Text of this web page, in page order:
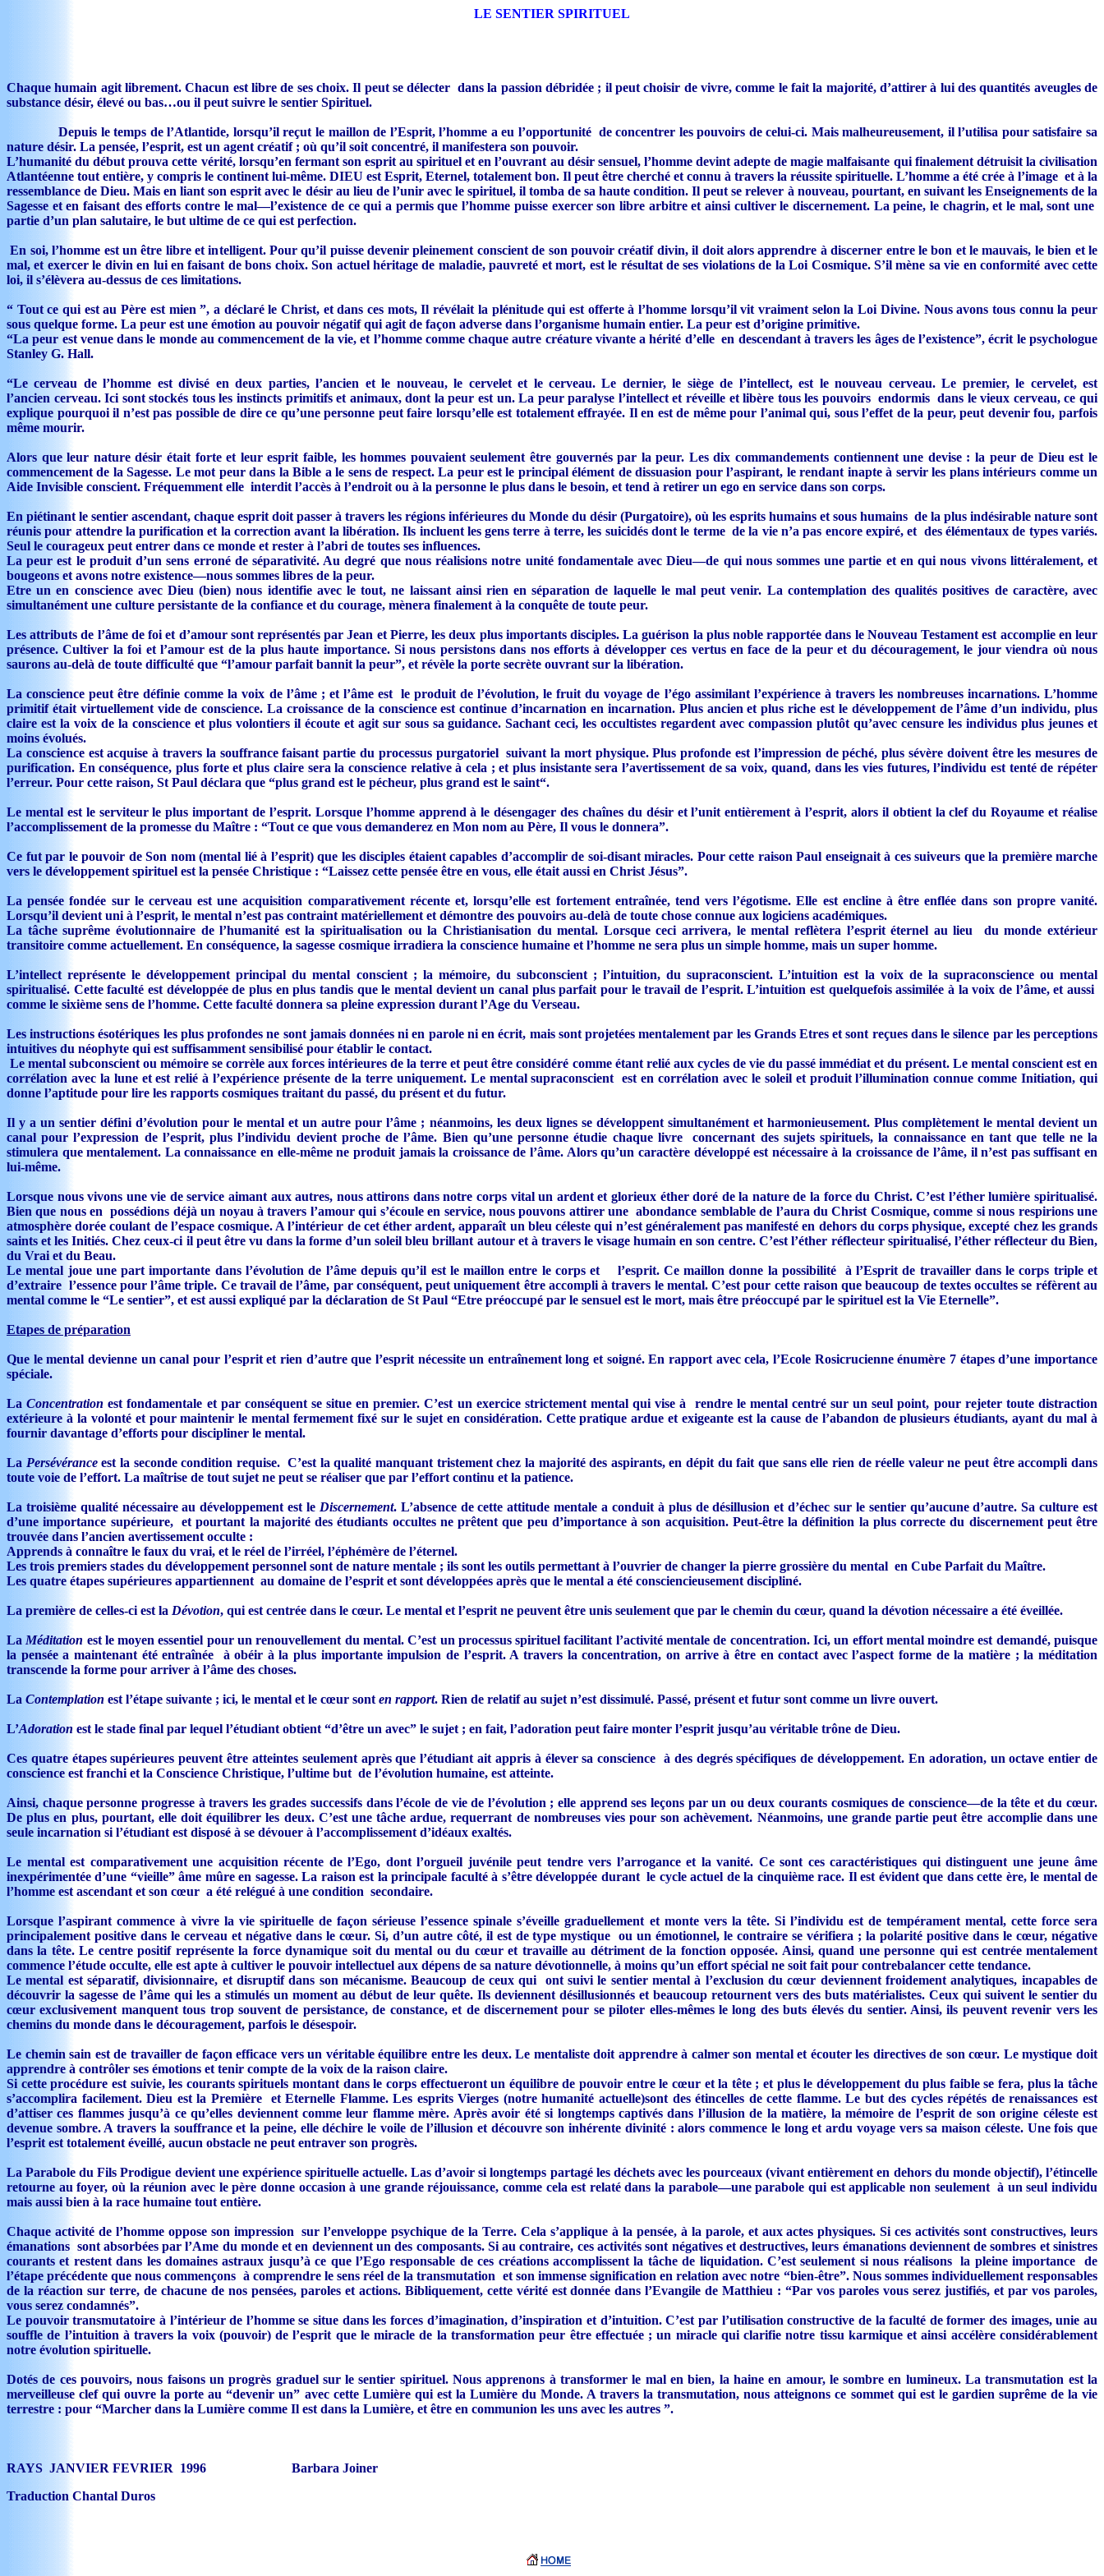
LE SENTIER SPIRITUEL
Chaque humain agit librement. Chacun est libre de ses choix. Il peut se délecter dans la passion débridée ; il peut choisir de vivre, comme le fait la majorité, d’attirer à lui des quantités aveugles de
substance désir, élevé ou bas…ou il peut suivre le sentier Spirituel.
Depuis le temps de l’Atlantide, lorsqu’il reçut le maillon de l’Esprit, l’homme a eu l’opportunité de concentrer les pouvoirs de celui-ci. Mais malheureusement, il l’utilisa pour satisfaire sa
nature désir. La pensée, l’esprit, est un agent créatif ; où qu’il soit concentré, il manifestera son pouvoir.
L’humanité du début prouva cette vérité, lorsqu’en fermant son esprit au spirituel et en l’ouvrant au désir sensuel, l’homme devint adepte de magie malfaisante qui finalement détruisit la civilisation
Atlantéenne tout entière, y compris le continent lui-même. DIEU est Esprit, Eternel, totalement bon. Il peut être cherché et connu à travers la réussite spirituelle. L’homme a été crée à l’image et à la
ressemblance de Dieu. Mais en liant son esprit avec le désir au lieu de l’unir avec le spirituel, il tomba de sa haute condition. Il peut se relever à nouveau, pourtant, en suivant les Enseignements de la
Sagesse et en faisant des efforts contre le mal—l’existence de ce qui a permis que l’homme puisse exercer son libre arbitre et ainsi cultiver le discernement. La peine, le chagrin, et le mal, sont une
partie d’un plan salutaire, le but ultime de ce qui est perfection.
En soi, l’homme est un être libre et intelligent. Pour qu’il puisse devenir pleinement conscient de son pouvoir créatif divin, il doit alors apprendre à discerner entre le bon et le mauvais, le bien et le
mal, et exercer le divin en lui en faisant de bons choix. Son actuel héritage de maladie, pauvreté et mort, est le résultat de ses violations de la Loi Cosmique. S’il mène sa vie en conformité avec cette
loi, il s’élèvera au-dessus de ces limitations.
“ Tout ce qui est au Père est mien ”, a déclaré le Christ, et dans ces mots, Il révélait la plénitude qui est offerte à l’homme lorsqu’il vit vraiment selon la Loi Divine. Nous avons tous connu la peur
sous quelque forme. La peur est une émotion au pouvoir négatif qui agit de façon adverse dans l’organisme humain entier. La peur est d’origine primitive.
“La peur est venue dans le monde au commencement de la vie, et l’homme comme chaque autre créature vivante a hérité d’elle en descendant à travers les âges de l’existence”, écrit le psychologue
Stanley G. Hall.
“Le cerveau de l’homme est divisé en deux parties, l’ancien et le nouveau, le cervelet et le cerveau. Le dernier, le siège de l’intellect, est le nouveau cerveau. Le premier, le cervelet, est
l’ancien cerveau. Ici sont stockés tous les instincts primitifs et animaux, dont la peur est un. La peur paralyse l’intellect et réveille et libère tous les pouvoirs endormis dans le vieux cerveau, ce qui
explique pourquoi il n’est pas possible de dire ce qu’une personne peut faire lorsqu’elle est totalement effrayée. Il en est de même pour l’animal qui, sous l’effet de la peur, peut devenir fou, parfois
même mourir.
Alors que leur nature désir était forte et leur esprit faible, les hommes pouvaient seulement être gouvernés par la peur. Les dix commandements contiennent une devise : la peur de Dieu est le
commencement de la Sagesse. Le mot peur dans la Bible a le sens de respect. La peur est le principal élément de dissuasion pour l’aspirant, le rendant inapte à servir les plans intérieurs comme un
Aide Invisible conscient. Fréquemment elle interdit l’accès à l’endroit ou à la personne le plus dans le besoin, et tend à retirer un ego en service dans son corps.
En piétinant le sentier ascendant, chaque esprit doit passer à travers les régions inférieures du Monde du désir (Purgatoire), où les esprits humains et sous humains de la plus indésirable nature sont
réunis pour attendre la purification et la correction avant la libération. Ils incluent les gens terre à terre, les suicidés dont le terme de la vie n’a pas encore expiré, et des élémentaux de types variés.
Seul le courageux peut entrer dans ce monde et rester à l’abri de toutes ses influences.
La peur est le produit d’un sens erroné de séparativité. Au degré que nous réalisions notre unité fondamentale avec Dieu—de qui nous sommes une partie et en qui nous vivons littéralement, et
bougeons et avons notre existence—nous sommes libres de la peur.
Etre un en conscience avec Dieu (bien) nous identifie avec le tout, ne laissant ainsi rien en séparation de laquelle le mal peut venir. La contemplation des qualités positives de caractère, avec
simultanément une culture persistante de la confiance et du courage, mènera finalement à la conquête de toute peur.
Les attributs de l’âme de foi et d’amour sont représentés par Jean et Pierre, les deux plus importants disciples. La guérison la plus noble rapportée dans le Nouveau Testament est accomplie en leur
présence. Cultiver la foi et l’amour est de la plus haute importance. Si nous persistons dans nos efforts à développer ces vertus en face de la peur et du découragement, le jour viendra où nous
saurons au-delà de toute difficulté que “l’amour parfait bannit la peur”, et révèle la porte secrète ouvrant sur la libération.
La conscience peut être définie comme la voix de l’âme ; et l’âme est le produit de l’évolution, le fruit du voyage de l’égo assimilant l’expérience à travers les nombreuses incarnations. L’homme
primitif était virtuellement vide de conscience. La croissance de la conscience est continue d’incarnation en incarnation. Plus ancien et plus riche est le développement de l’âme d’un individu, plus
claire est la voix de la conscience et plus volontiers il écoute et agit sur sous sa guidance. Sachant ceci, les occultistes regardent avec compassion plutôt qu’avec censure les individus plus jeunes et
moins évolués.
La conscience est acquise à travers la souffrance faisant partie du processus purgatoriel suivant la mort physique. Plus profonde est l’impression de péché, plus sévère doivent être les mesures de
purification. En conséquence, plus forte et plus claire sera la conscience relative à cela ; et plus insistante sera l’avertissement de sa voix, quand, dans les vies futures, l’individu est tenté de répéter
l’erreur. Pour cette raison, St Paul déclara que “plus grand est le pécheur, plus grand est le saint“.
Le mental est le serviteur le plus important de l’esprit. Lorsque l’homme apprend à le désengager des chaînes du désir et l’unit entièrement à l’esprit, alors il obtient la clef du Royaume et réalise
l’accomplissement de la promesse du Maître : “Tout ce que vous demanderez en Mon nom au Père, Il vous le donnera”.
Ce fut par le pouvoir de Son nom (mental lié à l’esprit) que les disciples étaient capables d’accomplir de soi-disant miracles. Pour cette raison Paul enseignait à ces suiveurs que la première marche
vers le développement spirituel est la pensée Christique : “Laissez cette pensée être en vous, elle était aussi en Christ Jésus”.
La pensée fondée sur le cerveau est une acquisition comparativement récente et, lorsqu’elle est fortement entraînée, tend vers l’égotisme. Elle est encline à être enflée dans son propre vanité.
Lorsqu’il devient uni à l’esprit, le mental n’est pas contraint matériellement et démontre des pouvoirs au-delà de toute chose connue aux logiciens académiques.
La tâche suprême évolutionnaire de l’humanité est la spiritualisation ou la Christianisation du mental. Lorsque ceci arrivera, le mental reflètera l’esprit éternel au lieu du monde extérieur
transitoire comme actuellement. En conséquence, la sagesse cosmique irradiera la conscience humaine et l’homme ne sera plus un simple homme, mais un super homme.
L’intellect représente le développement principal du mental conscient ; la mémoire, du subconscient ; l’intuition, du supraconscient. L’intuition est la voix de la supraconscience ou mental
spiritualisé. Cette faculté est développée de plus en plus tandis que le mental devient un canal plus parfait pour le travail de l’esprit. L’intuition est quelquefois assimilée à la voix de l’âme, et aussi
comme le sixième sens de l’homme. Cette faculté donnera sa pleine expression durant l’Age du Verseau.
Les instructions ésotériques les plus profondes ne sont jamais données ni en parole ni en écrit, mais sont projetées mentalement par les Grands Etres et sont reçues dans le silence par les perceptions
intuitives du néophyte qui est suffisamment sensibilisé pour établir le contact.
Le mental subconscient ou mémoire se corrèle aux forces intérieures de la terre et peut être considéré comme étant relié aux cycles de vie du passé immédiat et du présent. Le mental conscient est en
corrélation avec la lune et est relié à l’expérience présente de la terre uniquement. Le mental supraconscient est en corrélation avec le soleil et produit l’illumination connue comme Initiation, qui
donne l’aptitude pour lire les rapports cosmiques traitant du passé, du présent et du futur.
Il y a un sentier défini d’évolution pour le mental et un autre pour l’âme ; néanmoins, les deux lignes se développent simultanément et harmonieusement. Plus complètement le mental devient un
canal pour l’expression de l’esprit, plus l’individu devient proche de l’âme. Bien qu’une personne étudie chaque livre concernant des sujets spirituels, la connaissance en tant que telle ne la
stimulera que mentalement. La connaissance en elle-même ne produit jamais la croissance de l’âme. Alors qu’un caractère développé est nécessaire à la croissance de l’âme, il n’est pas suffisant en
lui-même.
Lorsque nous vivons une vie de service aimant aux autres, nous attirons dans notre corps vital un ardent et glorieux éther doré de la nature de la force du Christ. C’est l’éther lumière spiritualisé.
Bien que nous en possédions déjà un noyau à travers l’amour qui s’écoule en service, nous pouvons attirer une abondance semblable de l’aura du Christ Cosmique, comme si nous respirions une
atmosphère dorée coulant de l’espace cosmique. A l’intérieur de cet éther ardent, apparaît un bleu céleste qui n’est généralement pas manifesté en dehors du corps physique, excepté chez les grands
saints et les Initiés. Chez ceux-ci il peut être vu dans la forme d’un soleil bleu brillant autour et à travers le visage humain en son centre. C’est l’éther réflecteur spiritualisé, l’éther réflecteur du Bien,
du Vrai et du Beau.
Le mental joue une part importante dans l’évolution de l’âme depuis qu’il est le maillon entre le corps et l’esprit. Ce maillon donne la possibilité à l’Esprit de travailler dans le corps triple et
d’extraire l’essence pour l’âme triple. Ce travail de l’âme, par conséquent, peut uniquement être accompli à travers le mental. C’est pour cette raison que beaucoup de textes occultes se réfèrent au
mental comme le “Le sentier”, et est aussi expliqué par la déclaration de St Paul “Etre préoccupé par le sensuel est le mort, mais être préoccupé par le spirituel est la Vie Eternelle”.
Etapes de préparation
Que le mental devienne un canal pour l’esprit et rien d’autre que l’esprit nécessite un entraînement long et soigné. En rapport avec cela, l’Ecole Rosicrucienne énumère 7 étapes d’une importance
spéciale.
LaConcentration est fondamentale et par conséquent se situe en premier. C’est un exercice strictement mental qui vise à rendre le mental centré sur un seul point, pour rejeter toute distraction
extérieure à la volonté et pour maintenir le mental fermement fixé sur le sujet en considération. Cette pratique ardue et exigeante est la cause de l’abandon de plusieurs étudiants, ayant du mal à
fournir davantage d’efforts pour discipliner le mental.
La Persévéranceest la seconde condition requise. C’est la qualité manquant tristement chez la majorité des aspirants, en dépit du fait que sans elle rien de réelle valeur ne peut être accompli dans
toute voie de l’effort. La maîtrise de tout sujet ne peut se réaliser que par l’effort continu et la patience.
La troisième qualité nécessaire au développement est le Discernement. L’absence de cette attitude mentale a conduit à plus de désillusion et d’échec sur le sentier qu’aucune d’autre. Sa culture est
d’une importance supérieure, et pourtant la majorité des étudiants occultes ne prêtent que peu d’importance à son acquisition. Peut-être la définition la plus correcte du discernement peut être
trouvée dans l’ancien avertissement occulte :
Apprends à connaître le faux du vrai, et le réel de l’irréel, l’éphémère de l’éternel.
Les trois premiers stades du développement personnel sont de nature mentale ; ils sont les outils permettant à l’ouvrier de changer la pierre grossière du mental en Cube Parfait du Maître.
Les quatre étapes supérieures appartiennent au domaine de l’esprit et sont développées après que le mental a été consciencieusement discipliné.
La première de celles-ci est la Dévotion, qui est centrée dans le cœur. Le mental et l’esprit ne peuvent être unis seulement que par le chemin du cœur, quand la dévotion nécessaire a été éveillée.
La Méditation est le moyen essentiel pour un renouvellement du mental. C’est un processus spirituel facilitant l’activité mentale de concentration. Ici, un effort mental moindre est demandé, puisque
la pensée a maintenant été entraînée à obéir à la plus importante impulsion de l’esprit. A travers la concentration, on arrive à être en contact avec l’aspect forme de la matière ; la méditation
transcende la forme pour arriver à l’âme des choses.
La Contemplation est l’étape suivante ; ici, le mental et le cœur sont en rapport. Rien de relatif au sujet n’est dissimulé. Passé, présent et futur sont comme un livre ouvert.
L’Adoration est le stade final par lequel l’étudiant obtient “d’être un avec” le sujet ; en fait, l’adoration peut faire monter l’esprit jusqu’au véritable trône de Dieu.
Ces quatre étapes supérieures peuvent être atteintes seulement après que l’étudiant ait appris à élever sa conscience à des degrés spécifiques de développement. En adoration, un octave entier de
conscience est franchi et la Conscience Christique, l’ultime but de l’évolution humaine, est atteinte.
Ainsi, chaque personne progresse à travers les grades successifs dans l’école de vie de l’évolution ; elle apprend ses leçons par un ou deux courants cosmiques de conscience—de la tête et du cœur.
De plus en plus, pourtant, elle doit équilibrer les deux. C’est une tâche ardue, requerrant de nombreuses vies pour son achèvement. Néanmoins, une grande partie peut être accomplie dans une
seule incarnation si l’étudiant est disposé à se dévouer à l’accomplissement d’idéaux exaltés.
Le mental est comparativement une acquisition récente de l’Ego, dont l’orgueil juvénile peut tendre vers l’arrogance et la vanité. Ce sont ces caractéristiques qui distinguent une jeune âme
inexpérimentée d’une “vieille” âme mûre en sagesse. La raison est la principale faculté à s’être développée durant le cycle actuel de la cinquième race. Il est évident que dans cette ère, le mental de
l’homme est ascendant et son cœur a été relégué à une condition secondaire.
Lorsque l’aspirant commence à vivre la vie spirituelle de façon sérieuse l’essence spinale s’éveille graduellement et monte vers la tête. Si l’individu est de tempérament mental, cette force sera
principalement positive dans le cerveau et négative dans le cœur. Si, d’un autre côté, il est de type mystique ou un émotionnel, le contraire se vérifiera ; la polarité positive dans le cœur, négative
dans la tête. Le centre positif représente la force dynamique soit du mental ou du cœur et travaille au détriment de la fonction opposée. Ainsi, quand une personne qui est centrée mentalement
commence l’étude occulte, elle est apte à cultiver le pouvoir intellectuel aux dépens de sa nature dévotionnelle, à moins qu’un effort spécial ne soit fait pour contrebalancer cette tendance.
Le mental est séparatif, divisionnaire, et disruptif dans son mécanisme. Beaucoup de ceux qui ont suivi le sentier mental à l’exclusion du cœur deviennent froidement analytiques, incapables de
découvrir la sagesse de l’âme qui les a stimulés un moment au début de leur quête. Ils deviennent désillusionnés et beaucoup retournent vers des buts matérialistes. Ceux qui suivent le sentier du
cœur exclusivement manquent tous trop souvent de persistance, de constance, et de discernement pour se piloter elles-mêmes le long des buts élevés du sentier. Ainsi, ils peuvent revenir vers les
chemins du monde dans le découragement, parfois le désespoir.
Le chemin sain est de travailler de façon efficace vers un véritable équilibre entre les deux. Le mentaliste doit apprendre à calmer son mental et écouter les directives de son cœur. Le mystique doit
apprendre à contrôler ses émotions et tenir compte de la voix de la raison claire.
Si cette procédure est suivie, les courants spirituels montant dans le corps effectueront un équilibre de pouvoir entre le cœur et la tête ; et plus le développement du plus faible se fera, plus la tâche
s’accomplira facilement. Dieu est la Première et Eternelle Flamme. Les esprits Vierges (notre humanité actuelle)sont des étincelles de cette flamme. Le but des cycles répétés de renaissances est
d’attiser ces flammes jusqu’à ce qu’elles deviennent comme leur flamme mère. Après avoir été si longtemps captivés dans l’illusion de la matière, la mémoire de l’esprit de son origine céleste est
devenue sombre. A travers la souffrance et la peine, elle déchire le voile de l’illusion et découvre son inhérente divinité : alors commence le long et ardu voyage vers sa maison céleste. Une fois que
l’esprit est totalement éveillé, aucun obstacle ne peut entraver son progrès.
La Parabole du Fils Prodigue devient une expérience spirituelle actuelle. Las d’avoir si longtemps partagé les déchets avec les pourceaux (vivant entièrement en dehors du monde objectif), l’étincelle
retourne au foyer, où la réunion avec le père donne occasion à une grande réjouissance, comme cela est relaté dans la parabole—une parabole qui est applicable non seulement à un seul individu
mais aussi bien à la race humaine tout entière.
Chaque activité de l’homme oppose son impression sur l’enveloppe psychique de la Terre. Cela s’applique à la pensée, à la parole, et aux actes physiques. Si ces activités sont constructives, leurs
émanations sont absorbées par l’Ame du monde et en deviennent un des composants. Si au contraire, ces activités sont négatives et destructives, leurs émanations deviennent de sombres et sinistres
courants et restent dans les domaines astraux jusqu’à ce que l’Ego responsable de ces créations accomplissent la tâche de liquidation. C’est seulement si nous réalisons la pleine importance de
l’étape précédente que nous commençons à comprendre le sens réel de la transmutation et son immense signification en relation avec notre “bien-être”. Nous sommes individuellement responsables
de la réaction sur terre, de chacune de nos pensées, paroles et actions. Bibliquement, cette vérité est donnée dans l’Evangile de Matthieu : “Par vos paroles vous serez justifiés, et par vos paroles,
vous serez condamnés”.
Le pouvoir transmutatoire à l’intérieur de l’homme se situe dans les forces d’imagination, d’inspiration et d’intuition. C’est par l’utilisation constructive de la faculté de former des images, unie au
souffle de l’intuition à travers la voix (pouvoir) de l’esprit que le miracle de la transformation peur être effectuée ; un miracle qui clarifie notre tissu karmique et ainsi accélère considérablement
notre évolution spirituelle.
Dotés de ces pouvoirs, nous faisons un progrès graduel sur le sentier spirituel. Nous apprenons à transformer le mal en bien, la haine en amour, le sombre en lumineux. La transmutation est la
merveilleuse clef qui ouvre la porte au “devenir un” avec cette Lumière qui est la Lumière du Monde. A travers la transmutation, nous atteignons ce sommet qui est le gardien suprême de la vie
terrestre : pour “Marcher dans la Lumière comme Il est dans la Lumière, et être en communion les uns avec les autres ”.
RAYS JANVIER FEVRIER 1996 Barbara Joiner
Traduction Chantal Duros